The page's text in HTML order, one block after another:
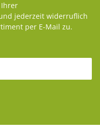
jederzeit widerruflich
per E-Mail zu.